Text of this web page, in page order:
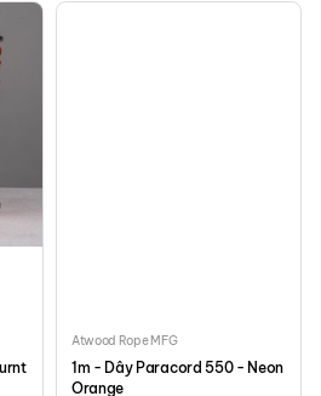
Atwood Rope MFG
1m - Dây Paracord 550 - Neon
Orange